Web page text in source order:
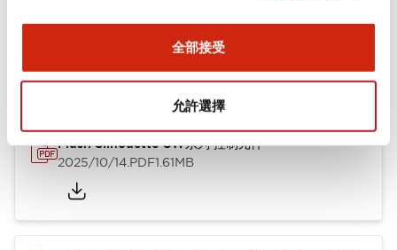
全部接受
允許選擇
型錄和宣傳手冊 CAD檔 認證與標準
Flush Silhouette CW系列 控制元件
2025/10/14.PDF1.61MB